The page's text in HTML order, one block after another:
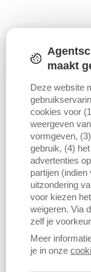
maakt
Deze website
cookies voor
weergeven
vormgeven,
gebruik, (4)
advertenties
partijen
uitzondering
voor kiezen
weigeren. Via
zelf je
Meer
je in onze